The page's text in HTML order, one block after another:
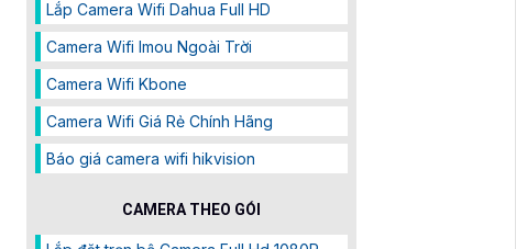
Lắp Camera Wifi Dahua Full HD
Camera Wifi Imou Ngoài Trời
Camera Wifi Kbone
Camera Wifi Giá Rẻ Chính Hãng
Báo giá camera wifi hikvision
CAMERA THEO GÓI